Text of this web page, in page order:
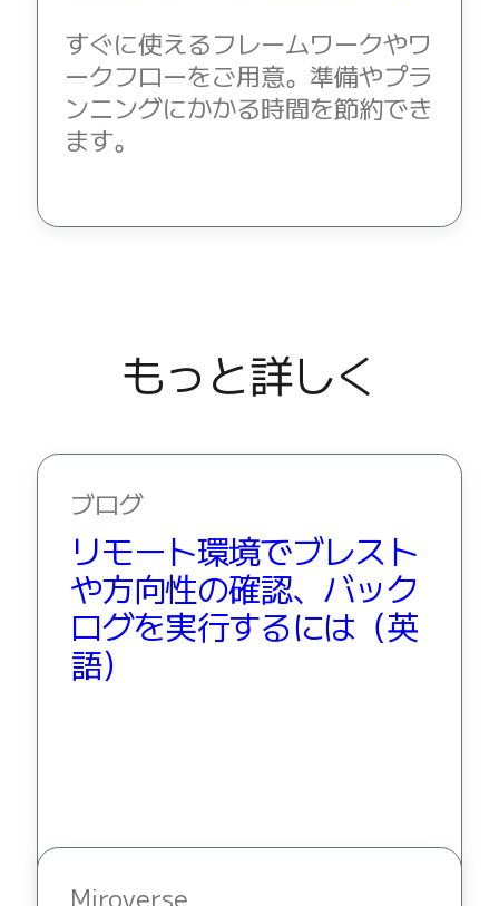
すぐに使えるフレームワークやワ
ークフローをご用意。準備やプラ
ンニングにかかる時間を節約でき
ます。
もっと詳しく
ブログ
リモート環境でブレスト
や方向性の確認、バック
ログを実行するには（英
語）
Miroverse